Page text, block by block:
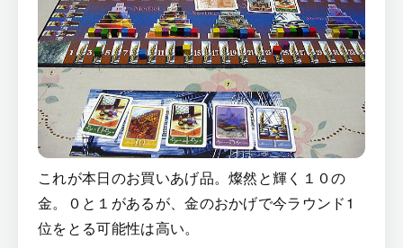
これが本日のお買いあげ品。燦然と輝く１０の
金。０と１があるが、金のおかげで今ラウンド1
位をとる可能性は高い。